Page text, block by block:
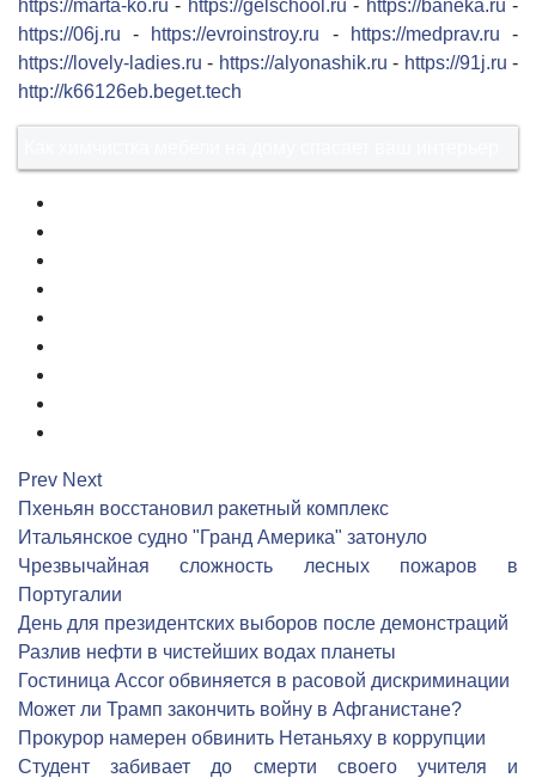
https://marta-ko.ru - https://gelschool.ru - https://baneka.ru -
https://06j.ru - https://evroinstroy.ru - https://medprav.ru -
https://lovely-ladies.ru - https://alyonashik.ru - https://91j.ru -
http://k66126eb.beget.tech
Prev Next
Пхеньян восстановил ракетный комплекс
Итальянское судно "Гранд Америка" затонуло
Чрезвычайная сложность лесных пожаров в
Португалии
День для президентских выборов после демонстраций
Разлив нефти в чистейших водах планеты
Гостиница Accor обвиняется в расовой дискриминации
Может ли Трамп закончить войну в Афганистане?
Прокурор намерен обвинить Нетаньяху в коррупции
Студент забивает до смерти своего учителя и